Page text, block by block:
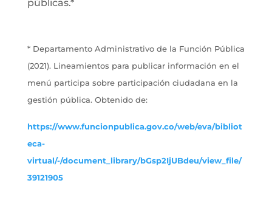
públicas.*
* Departamento Administrativo de la Función Pública
(2021). Lineamientos para publicar información en el
menú participa sobre participación ciudadana en la
gestión pública. Obtenido de:
https://www.funcionpublica.gov.co/web/eva/bibliot
eca-
virtual/-/document_library/bGsp2IjUBdeu/view_file/
39121905